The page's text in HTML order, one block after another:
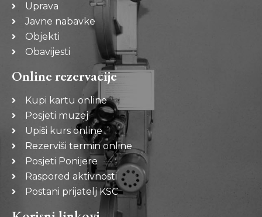
Uprava
Javne nabavke
Objekti
Obavijesti
Online rezervacije
Kupi kartu online
Posjeti muzej
Upiši kurs online
Rezerviši termin online
Posjeti Ponijere
Raspored aktivnosti
Postani prijatelj KSC